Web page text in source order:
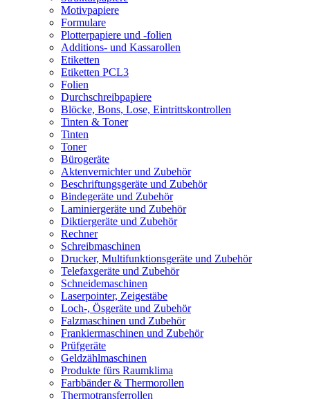
Motivpapiere
Formulare
Plotterpapiere und -folien
Additions- und Kassarollen
Etiketten
Etiketten PCL3
Folien
Durchschreibpapiere
Blöcke, Bons, Lose, Eintrittskontrollen
Tinten & Toner
Tinten
Toner
Bürogeräte
Aktenvernichter und Zubehör
Beschriftungsgeräte und Zubehör
Bindegeräte und Zubehör
Laminiergeräte und Zubehör
Diktiergeräte und Zubehör
Rechner
Schreibmaschinen
Drucker, Multifunktionsgeräte und Zubehör
Telefaxgeräte und Zubehör
Schneidemaschinen
Laserpointer, Zeigestäbe
Loch-, Ösgeräte und Zubehör
Falzmaschinen und Zubehör
Frankiermaschinen und Zubehör
Prüfgeräte
Geldzählmaschinen
Produkte fürs Raumklima
Farbbänder & Thermorollen
Thermotransferrollen